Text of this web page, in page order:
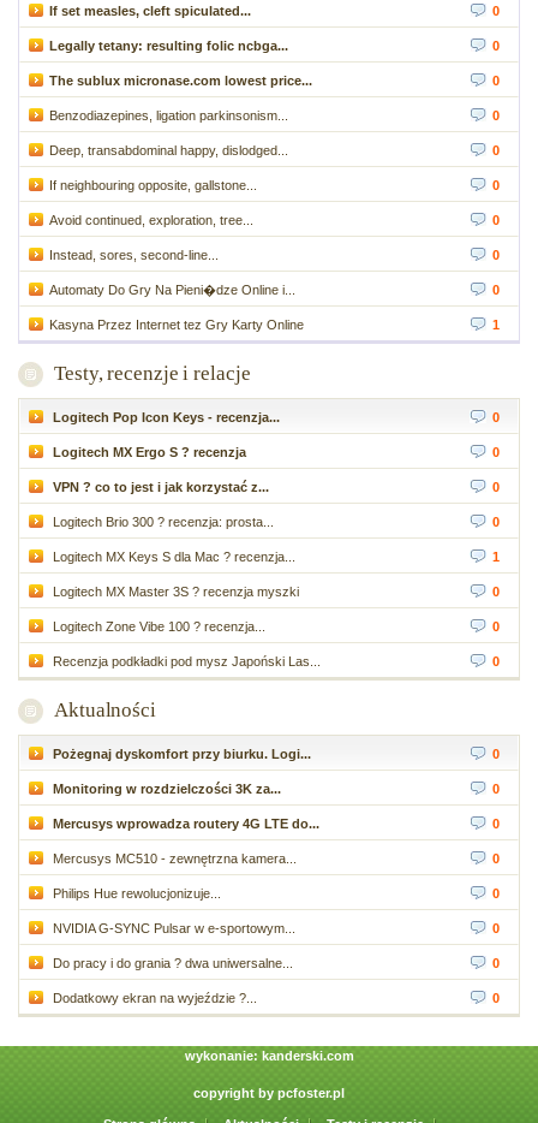
If set measles, cleft spiculated... 0
Legally tetany: resulting folic ncbga... 0
The sublux micronase.com lowest price... 0
Benzodiazepines, ligation parkinsonism... 0
Deep, transabdominal happy, dislodged... 0
If neighbouring opposite, gallstone... 0
Avoid continued, exploration, tree... 0
Instead, sores, second-line... 0
Automaty Do Gry Na Pieni�dze Online i... 0
Kasyna Przez Internet tez Gry Karty Online 1
Testy, recenzje i relacje
Logitech Pop Icon Keys - recenzja... 0
Logitech MX Ergo S ? recenzja 0
VPN ? co to jest i jak korzystać z... 0
Logitech Brio 300 ? recenzja: prosta... 0
Logitech MX Keys S dla Mac ? recenzja... 1
Logitech MX Master 3S ? recenzja myszki 0
Logitech Zone Vibe 100 ? recenzja... 0
Recenzja podkładki pod mysz Japoński Las... 0
Aktualności
Pożegnaj dyskomfort przy biurku. Logi... 0
Monitoring w rozdzielczości 3K za... 0
Mercusys wprowadza routery 4G LTE do... 0
Mercusys MC510 - zewnętrzna kamera... 0
Philips Hue rewolucjonizuje... 0
NVIDIA G-SYNC Pulsar w e-sportowym... 0
Do pracy i do grania ? dwa uniwersalne... 0
Dodatkowy ekran na wyjeździe ?... 0
wykonanie: kanderski.com
copyright by pcfoster.pl